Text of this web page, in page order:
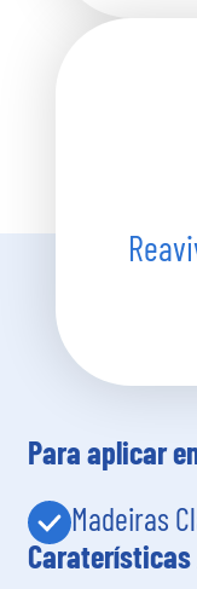
Para aplicar
Madeiras